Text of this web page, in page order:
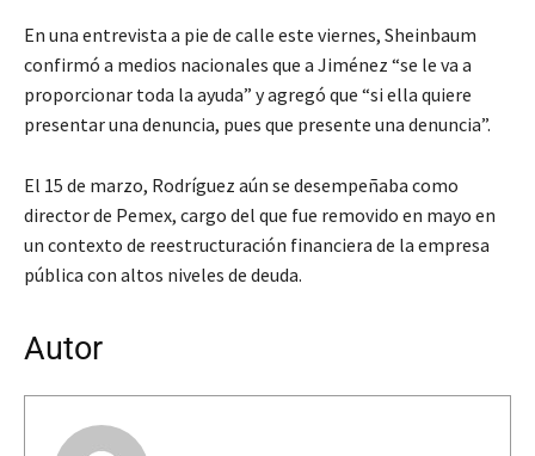
En una entrevista a pie de calle este viernes, Sheinbaum
confirmó a medios nacionales que a Jiménez “se le va a
proporcionar toda la ayuda” y agregó que “si ella quiere
presentar una denuncia, pues que presente una denuncia”.
El 15 de marzo, Rodríguez aún se desempeñaba como
director de Pemex, cargo del que fue removido en mayo en
un contexto de reestructuración financiera de la empresa
pública con altos niveles de deuda.
Autor